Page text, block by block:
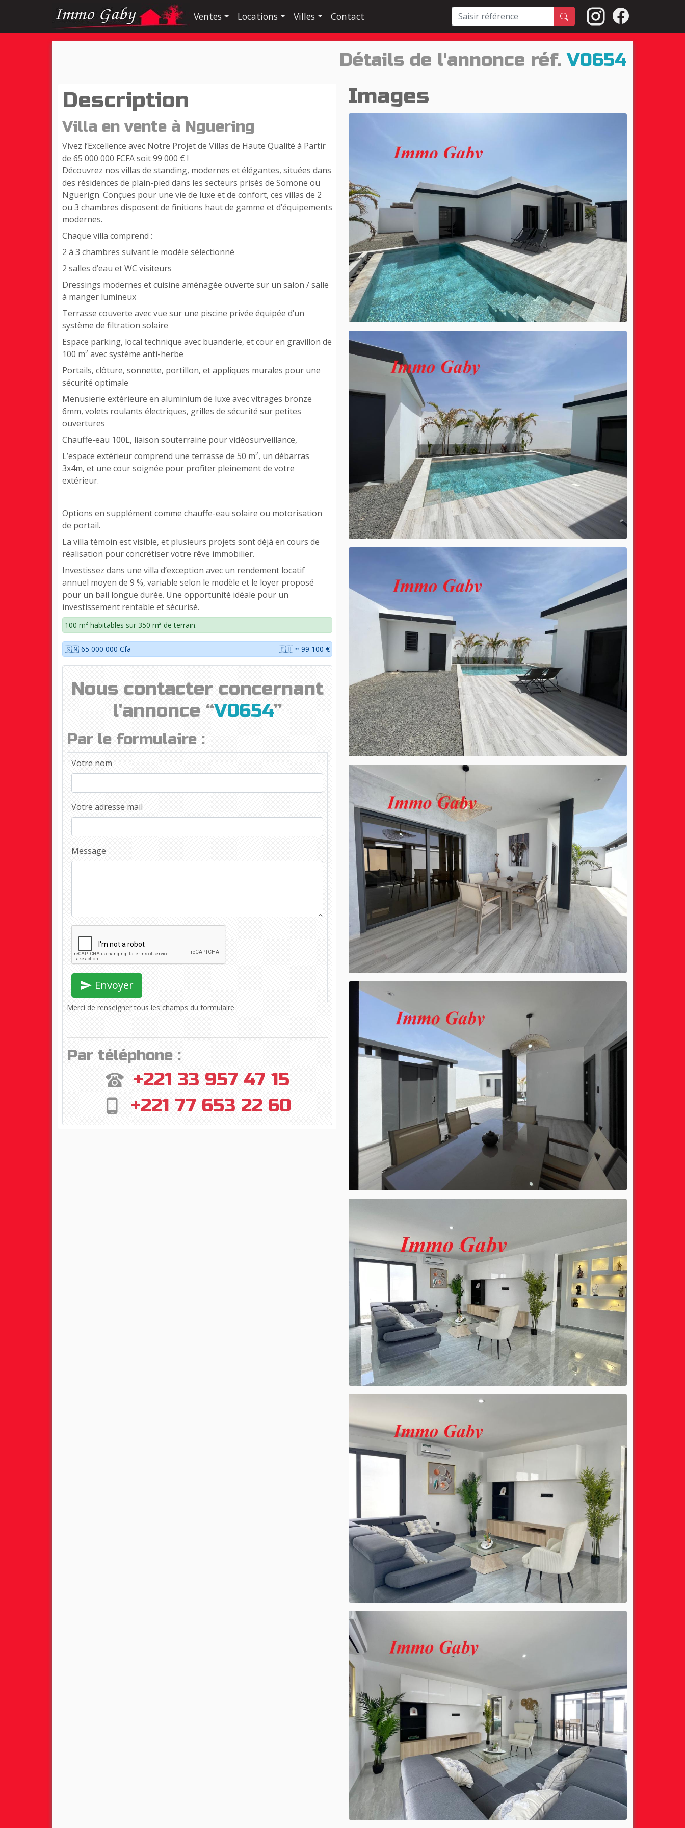
Ventes Locations Villes Contact
Détails de l'annonce réf.V0654
Description
Villa en vente à Nguering
Vivez l’Excellence avec Notre Projet de Villas de Haute Qualité à Partir
de 65 000 000 FCFA soit 99 000 € !
Découvrez nos villas de standing, modernes et élégantes, situées dans
des résidences de plain-pied dans les secteurs prisés de Somone ou
Nguerign. Conçues pour une vie de luxe et de confort, ces villas de 2
ou 3 chambres disposent de finitions haut de gamme et d’équipements
modernes.
Chaque villa comprend :
2 à 3 chambres suivant le modèle sélectionné
2 salles d’eau et WC visiteurs
Dressings modernes et cuisine aménagée ouverte sur un salon / salle
à manger lumineux
Terrasse couverte avec vue sur une piscine privée équipée d’un
système de filtration solaire
Espace parking, local technique avec buanderie, et cour en gravillon de
100 m² avec système anti-herbe
Portails, clôture, sonnette, portillon, et appliques murales pour une
sécurité optimale
Menusierie extérieure en aluminium de luxe avec vitrages bronze
6mm, volets roulants électriques, grilles de sécurité sur petites
ouvertures
Chauffe-eau 100L, liaison souterraine pour vidéosurveillance,
L’espace extérieur comprend une terrasse de 50 m², un débarras
3x4m, et une cour soignée pour profiter pleinement de votre
extérieur.
Options en supplément comme chauffe-eau solaire ou motorisation
de portail.
La villa témoin est visible, et plusieurs projets sont déjà en cours de
réalisation pour concrétiser votre rêve immobilier.
Investissez dans une villa d’exception avec un rendement locatif
annuel moyen de 9 %, variable selon le modèle et le loyer proposé
pour un bail longue durée. Une opportunité idéale pour un
investissement rentable et sécurisé.
100 m² habitables sur 350 m² de terrain.
🇸🇳 65 000 000 Cfa 🇪🇺 ≈ 99 100 €
Nous contacter concernant
l'annonce “V0654”
Par le formulaire :
Votre nom
Votre adresse mail
Message
Envoyer
Merci de renseigner tous les champs du formulaire
Par téléphone :
+221 33 957 47 15
+221 77 653 22 60
Images